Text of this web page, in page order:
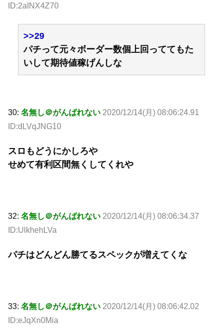
ID:2aINX4Z70
>>29
パチって元々ボーダー数個上回っててもた
いして期待値稼げんしな
30: 名無し＠がんばれない 2020/12/14(月) 08:06:24.91
ID:dLVqJNG10
スロもどうにかしろや
せめて有利区間無くしてくれや
32: 名無し＠がんばれない 2020/12/14(月) 08:06:34.37
ID:UlkhehLVa
パチはどんどん勝てるスペックが増えてくな
33: 名無し＠がんばれない 2020/12/14(月) 08:06:42.02
ID:eJqXn0Mia